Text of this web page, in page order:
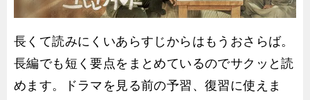
長くて読みにくいあらすじからはもうおさらば。
長編でも短く要点をまとめているのでサクッと読
めます。ドラマを見る前の予習、復習に使えま